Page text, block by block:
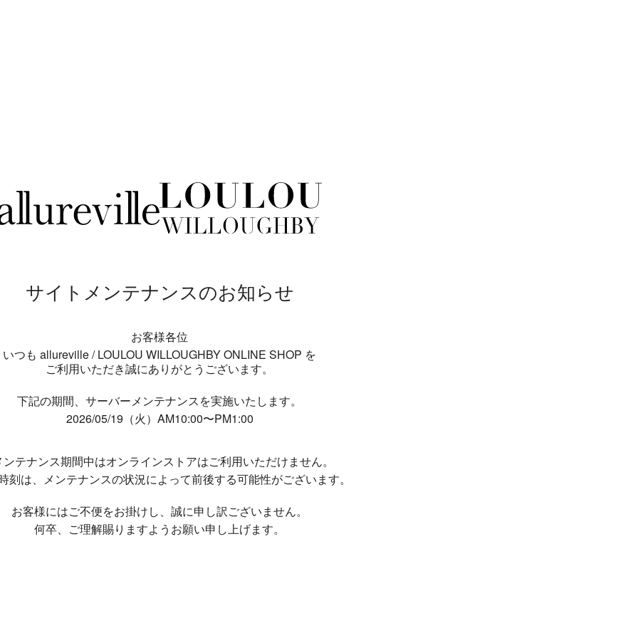
サイトメンテナンスのお知らせ
お客様各位
いつも allureville / LOULOU WILLOUGHBY ONLINE SHOP を
ご利用いただき誠にありがとうございます。
下記の期間、サーバーメンテナンスを実施いたします。
2026/05/19（火）AM10:00〜PM1:00
ンテナンス期間中はオンラインストアはご利用いただけません。
刻は、メンテナンスの状況によって前後する可能性がございます。
お客様にはご不便をお掛けし、 誠に申し訳ございません。
何卒、ご理解賜りますようお願い申し上げます。